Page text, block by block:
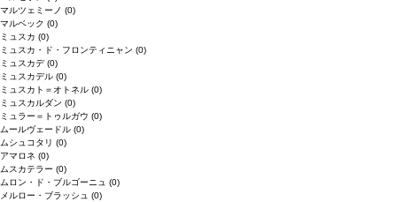
マルツェミーノ (0)
マルベック (0)
ミュスカ (0)
ミュスカ・ド・フロンティニャン (0)
ミュスカデ(0)
ミュスカデル (0)
ミュスカト＝オトネル (0)
ミュスカルダン (0)
ミュラー＝トゥルガウ (0)
ムールヴェードル (0)
ムシュコタリ (0)
アマロネ (0)
ムスカテラー (0)
ムロン・ド・ブルゴーニュ (0)
メルロー・ブラッシュ (0)